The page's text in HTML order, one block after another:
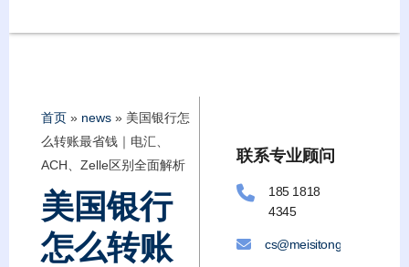
首页 » news » 美国银行怎
么转账最省钱｜电汇、
ACH、Zelle区别全面解析
美国银行
怎么转账
联系专业顾问
185 1818
4345
cs@meisitongllc.com